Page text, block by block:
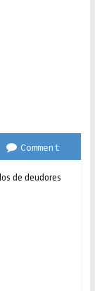
Comment
de deudores